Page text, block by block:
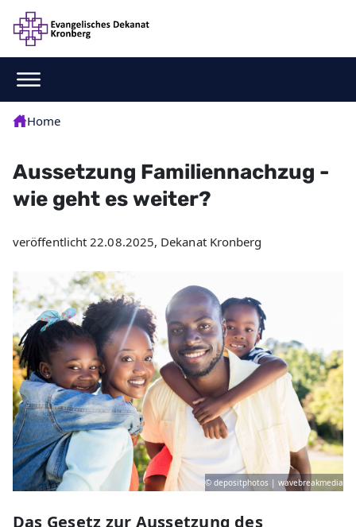
Home
Aussetzung Familiennachzug -
wie geht es weiter?
veröffentlicht 22.08.2025, Dekanat Kronberg
© depositphotos | wavebreakmedia
Das Gesetz zur Aussetzung des